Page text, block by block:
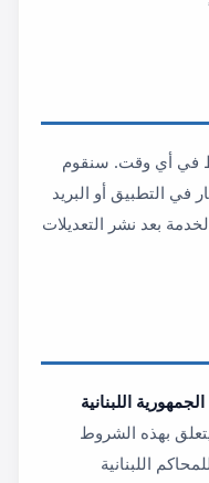
في أي وقت. سنقوم
في التطبيق أو البريد
بعد نشر التعديلات
الجمهورية اللبنانية
بهذه الشروط
اللبنانية